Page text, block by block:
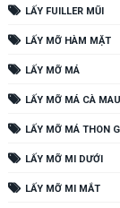
LẤY FUILLER MŨI
LẤY MỠ HÀM MẶT
LẤY MỠ MÁ
LẤY MỠ MÁ CÀ MAU
LẤY MỠ MÁ THON
LẤY MỠ MI DƯỚI
LẤY MỠ MI MẮT